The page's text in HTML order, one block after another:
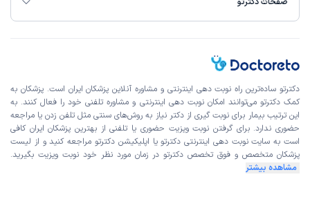
دکترتو ساده‌ترین راه نوبت‌ دهی اینترنتی و مشاوره آنلاین پزشکان ایران است. پزشکان به
کمک دکترتو می‌توانند امکان نوبت دهی اینترنتی و مشاوره تلفنی خود را فعال کنند. به
این ترتیب بیمار برای نوبت گیری از دکتر نیاز به روش‌های سنتی مثل تلفن زدن یا مراجعه
حضوری ندارد. برای گرفتن نوبت ویزیت حضوری یا تلفنی از بهترین پزشکان ایران کافی
است به سایت نوبت دهی اینترنتی دکترتو یا اپلیکیشن دکترتو مراجعه کنید و از لیست
پزشکان متخصص و فوق تخصص دکترتو در زمان مورد نظر خود نوبت ویزیت بگیرید.
مشاهده بیشتر